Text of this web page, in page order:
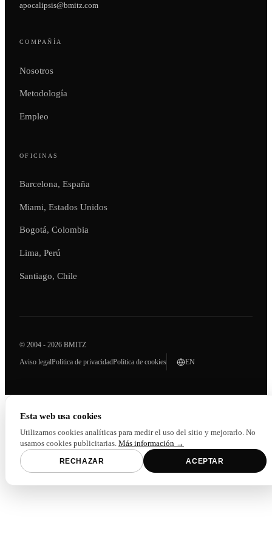
apocalipsis@bmitz.com
COMPAÑÍA
Nosotros
Metodología
Empleo
OFICINAS
Barcelona, España
Miami, Estados Unidos
Bogotá, Colombia
Lima, Perú
Santiago, Chile
© 2004 - 2026 BMITZ
Aviso legalPolítica de privacidadPolítica de cookies EN
Esta web usa cookies
Utilizamos cookies analíticas para medir el uso del sitio y mejorarlo. No
usamos cookies publicitarias. Más información →
RECHAZAR ACEPTAR